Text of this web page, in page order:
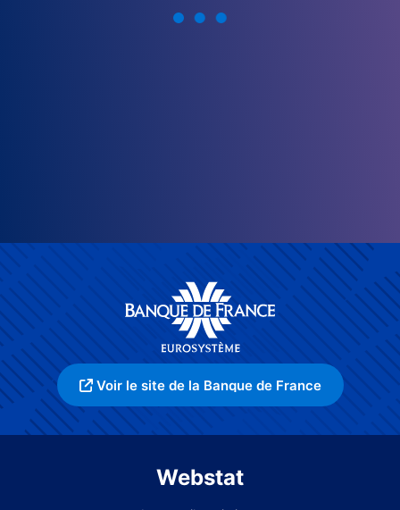
Voir le site de la Banque de France
Webstat